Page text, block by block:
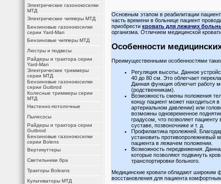
Электрические газонокосилки
МТД
Электрические чипперы МТД
Бензиновые газонокосилки
серии Yard-Man
Бензиновые чипперы МТД
Люстры и подвесы
Райдеры и трактора серии
Yard-Man
Электрические триммеры
серии МТД
Бензиновые газонокосилки
серии Gutbrod
Колесные триммеры серии
МТД
Настенно-потолочные
Пылесосы
Райдеры и трактора серии
Gutbrod
Бензиновые газонокосилки
серии Bolens
Вертикуттеры
Светильники бра
Тракторы Boleans
Культиваторы МТД
Основным этапом в реабилитации
часть времени в больнице пациент
приобрести кровать для лежачих
организма. Отличием медицинской
Особенности
Преимущественными особенностями
Регуляция высоты. Данное
40 до 80 см. Это облегчает
Данная функция облегчит
(родственникам).
Возможность смены положения
концу пациент может находиться
артериальном давлении) или
возможны одновременное
градусом, что позволяет
суставе, позвоночнике и т. д.
Профилактика пролежней.
установить противопролежневый
пациента в лежачем положении.
Возможность передвижения.
которые позволяют подвинуть
транспортировки больного.
Медицинские кровати обладают широким
восстановления для пациента